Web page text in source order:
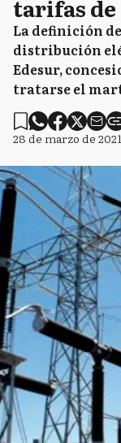
tarifas de
La definición
distribución
Edesur,
tratarse el
28 de marzo de